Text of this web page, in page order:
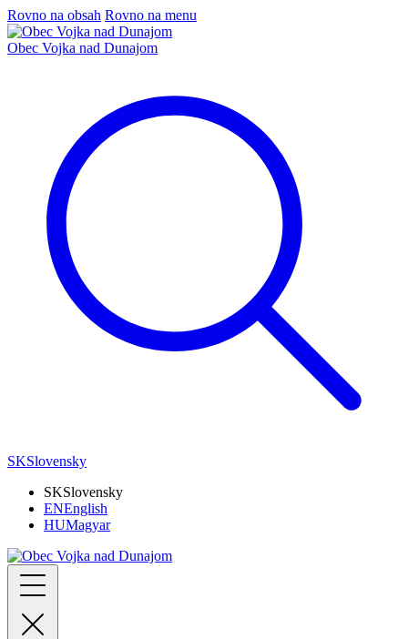
Rovno na obsah Rovno na menu
Obec Vojka nad Dunajom
SKSlovensky
SKSlovensky
ENEnglish
HUMagyar